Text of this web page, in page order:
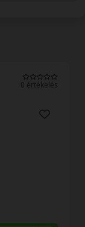
0 értékelés